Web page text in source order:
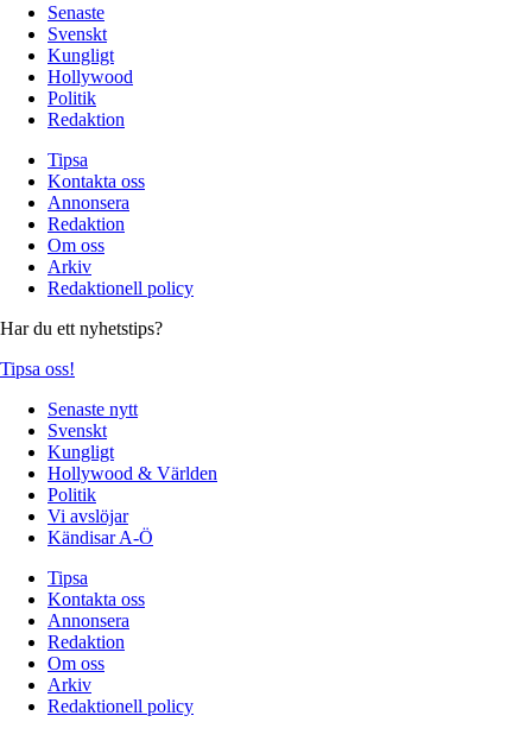
Senaste
Svenskt
Kungligt
Hollywood
Politik
Redaktion
Tipsa
Kontakta oss
Annonsera
Redaktion
Om oss
Arkiv
Redaktionell policy
Har du ett nyhetstips?
Tipsa oss!
Senaste nytt
Svenskt
Kungligt
Hollywood & Världen
Politik
Vi avslöjar
Kändisar A-Ö
Tipsa
Kontakta oss
Annonsera
Redaktion
Om oss
Arkiv
Redaktionell policy